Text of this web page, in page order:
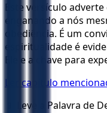
Este versículo
enganando a nós
obediência. É um
espiritualidade é
Ele e a chave para
Ler capítulo
📱 Leve a Palavra de